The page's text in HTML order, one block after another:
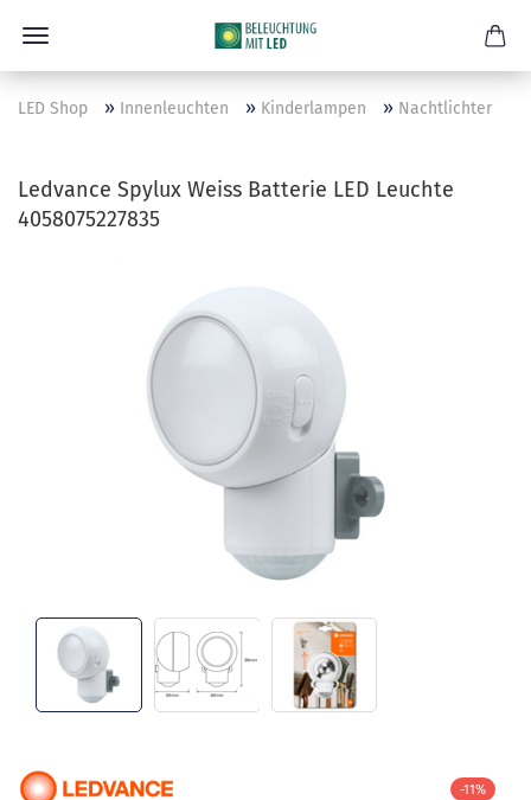
LED Shop » Innenleuchten » Kinderlampen » Nachtlichter
Ledvance Spylux Weiss Batterie LED Leuchte
4058075227835
-11%